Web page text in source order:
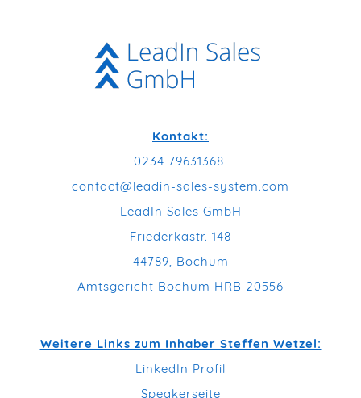
Kontakt:
0234 79631368
contact@leadin-sales-system.com
LeadIn Sales GmbH
Friederkastr. 148
44789, Bochum
Amtsgericht Bochum HRB 20556
Weitere Links zum Inhaber Steffen Wetzel:
LinkedIn Profil
Speakerseite